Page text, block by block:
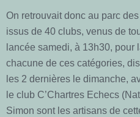
On retrouvait donc au parc
issus de 40 clubs, venus de
lancée samedi, à 13h30,
chacune de ces catégories,
les 2 dernières le dimanche,
le club C’Chartres Echecs
Simon sont les artisans de